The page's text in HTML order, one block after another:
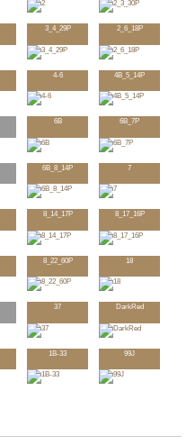
3_4_29P 2_6_18P
4-6 4B_5_14P
6B 6B_7P
6B_8_14P 7
8_14_17P 8_17_16P
8_22_60P 18
37 DarkRed
1B-33 99J